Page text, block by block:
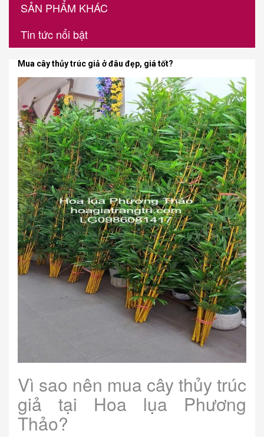
SẢN PHẨM KHÁC
Tin tức nổi bật
Mua cây thủy trúc giả ở đâu đẹp, giá tốt?
Vì sao nên mua cây thủy trúc
giả tại Hoa lụa Phương
Thảo?